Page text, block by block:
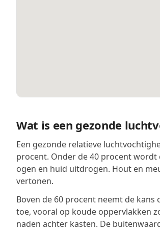
Wat is een gezonde
Een gezonde relatieve
procent. Onder de 40 procent
ogen en huid uitdrogen. Hout en
vertonen.
Boven de 60 procent neemt de
toe, vooral op koude oppervlakken
naden achter kasten. De